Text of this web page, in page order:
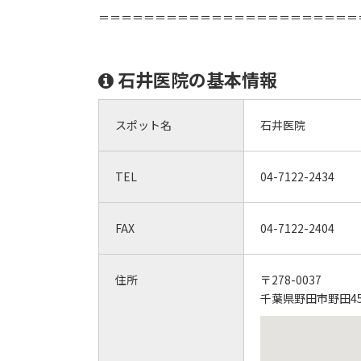
＝＝＝＝＝＝＝＝＝＝＝＝＝＝＝＝＝＝＝＝＝＝
石井医院の基本情報
スポット名 石井医院
TEL 04-7122-2434
FAX 04-7122-2404
住所
〒278-0037
千葉県野田市野田